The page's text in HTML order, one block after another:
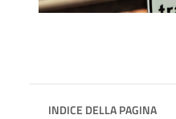
INDICE DELLA PAGINA